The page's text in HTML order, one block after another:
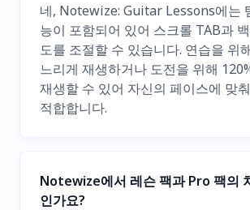
네, Notewize: Guitar Lessons에는
능이 포함되어 있어 스크롤 TAB과
도를 조절할 수 있습니다. 연습을 위
느리게 재생하거나 도전을 위해
재생할 수 있어 자신의 페이스에 맞
적합합니다.
Notewize에서 레슨 팩과 Pro 팩의
인가요?